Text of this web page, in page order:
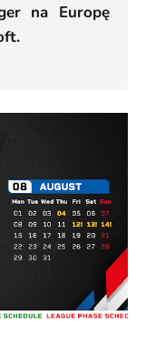
na Europę